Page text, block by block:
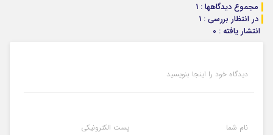
مجموع دیدگاهها : 1
در انتظار بررسی : 1
انتشار یافته : 0
دیدگاه خود را اینجا بنویسید
نام شما پست الکترونیکی